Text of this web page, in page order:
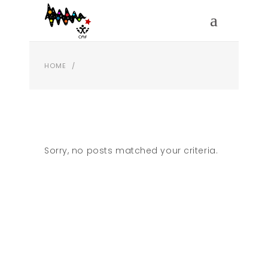
HOME /
Sorry, no posts matched your criteria.